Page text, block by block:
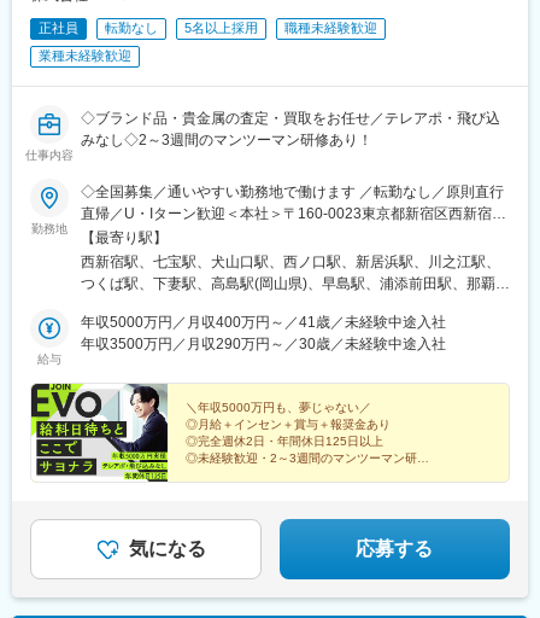
駅、新高島駅、京急川崎駅、逸見駅、北鉄金沢駅、福井駅(福井
県)、名鉄岐阜駅、新浜松駅、新静岡駅、名古屋駅、新豊田駅、名
鉄一宮駅、新豊橋駅、岡崎公園前駅、上栄町駅、九条駅(京都府)、
八木西口駅、生駒駅、香芝駅、田中口駅、岡山駅前駅、倉敷市
駅、眉山ロープウェイ山麓駅、高松築港駅、後免町駅(軌道線)、西
後温泉駅、嵯峨嵐山駅、嵐電嵯峨駅、市立体育館前駅、広電宮島
口駅、高知駅前駅、後免中町駅、伊勢市駅、新岩国駅、高見橋
駅、三島広小路駅、ハウステンボス駅、五島町駅、西松本駅、中
浜駅、電鉄出雲市駅、池谷駅、東武日光駅、インテック本社前
駅、祇園駅(福岡県)、九州鉄道記念館駅、三宮駅(神戸市営)、三宮
(北海道)、仙台駅、栄町駅(千葉県)、京成船橋駅、四ツ谷駅、八丁
堀駅(東京都)、赤坂見附駅、東新宿駅、高島町駅、汐入駅、富山駅
鉄名古屋駅、西一宮駅、駅前駅、島ノ関駅、東寺駅、大阪駅、花
田口駅、高速神戸駅、香櫨園駅、宝山寺駅、西川緑道公園駅、猿
猴橋町駅、後免東町駅、天神駅、二本木口駅、桜島桟橋通駅、南
町駅、水前寺駅、後免西町駅、鹿児島中央駅
駅、川和町駅、雀宮駅、岡本駅(栃木県)、木更津駅、北松戸駅、武
里駅、栗橋駅、樅山駅、湯河原駅、松戸駅、東富岡駅、新鹿沼
十条駅(東京都)、みどり台駅、東宿郷駅、江曽島駅、笠間駅、下館
駅、新守谷駅、流山おおたかの森駅、南柏駅、明大前駅、塚原
泉駅、公津の杜駅、八街駅、茂原駅、牛浜駅、藤沢駅、雑色駅、
西立川駅、北八王子駅、三鷹駅、曳舟駅、西葛西駅、逗子駅、宮
崎台駅、並木北駅、古淵駅、矢板駅、北真岡駅、伊勢原駅、淵野
辺駅、中野坂上駅、広電廿日市駅、安芸駅、土佐山田駅、大阪空
港駅(大阪モノレール)、狛江駅、芳賀台駅、学園前駅(奈良県)、上
保原駅、肥後橋駅、下板橋駅、登戸駅、東伏見駅、下総中山駅、
南林間駅、志村坂上駅、駅東公園前駅、下高井戸駅、岩原駅、熊
川駅、逗子・葉山駅、宮前平駅、並木中央駅、西新宿五丁目駅、
山陽女学園前駅、球場前駅(高知県)、大江橋駅、宇都宮駅東口駅
正社員 転勤なし 5名以上採用
職種未経験歓迎
業種未経験歓迎
仕事内容
◇ブランド品・貴金属の査定・買取をお任せ／テレアポ・飛び込
みなし◇2～3週間のマンツーマン研修あり！
勤務地
◇全国募集／通いやすい勤務地で働けます ／転勤なし／原則直行
直帰／U・Iターン歓迎＜本社＞〒160-0023東京都新宿区西新宿五
丁目1番1号 住友不動産新宿ファーストタワー3階※転居を伴う転
勤はありません。■その他勤務地・都内23区、関東のプロジェク
ト先やご希望の全国
【最寄り駅】
西新宿駅、七宝駅、犬山口駅、西ノ口駅、新居浜駅、川之江駅、
つくば駅、下妻駅、高島駅(岡山県)、早島駅、浦添前田駅、那覇空
くりこま高原駅、長町一丁目駅、宇治駅(奈良線)、久津川駅、山城
青谷駅、天ケ瀬駅、有佐駅、吉井駅(群馬県)、前橋大島駅、広駅、
西町駅、具同駅、浜崎駅、朝霞台駅、東岩槻駅、大野原駅、亀山
駅(三重県)、三瀬谷駅、南鳥海駅、鶴岡駅、赤湯駅、奈古駅、日野
駅(滋賀県)、堅田駅、近江長岡駅、十文字駅、扇田駅、三ツ境駅、
鴨宮駅、三沢駅(青森県)、板柳駅、磐田駅、美川駅、野々市駅(Ｉ
Ｒいしかわ鉄道線)、九重駅、滑河駅、大網駅、北信太駅、寝屋川
作駅、和泉多摩川駅、井荻駅、阿波山川駅、石井駅(徳島県)、南小
松島駅、ゆいの杜東駅、高久駅、五位堂駅、富雄駅、西加積駅、
給与
年収5000万円／月収400万円～／41歳／未経験中途入社
年収3500万円／月収290万円～／30歳／未経験中途入社
＼年収5000万円も、夢じゃない／
◎月給＋インセン＋賞与＋報奨金あり
◎完全週休2日・年間休日125日以上
◎未経験歓迎・2～3週間のマンツーマン研修
気になる 応募する